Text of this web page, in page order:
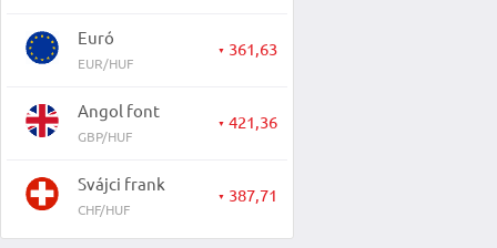
Euró
EUR/HUF
▼ 361,63
Angol font
GBP/HUF
▼ 421,36
Svájci frank
CHF/HUF
▼ 387,71